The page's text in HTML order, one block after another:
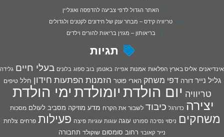
האתר הגדול לדפי צביעה להדפסה ואונליין
טריוויה קידס – מבחר ענק של חידונים לקטנים ולגדולים
בריאותון – מגזין בריאות להורים וילדים
תגיות
אינדיאנים אליס בארץ הפלאות אמנות אפייה באטמן בוב ספוג בלונים בעלי חיים גלידה
גליל נייר דורה דפי משחק הארי פוטר הזמנות הפתעות חידון חלל טיפים
טריוויה יום הולדתיומולדתימי הולדת
יצירה כדורגל כיבוד לשבור את הקרח מדע מוזיקה מסביב לעולם מסכות
משחקים ניסוי נסיכה ספורט עוגה עוגות עוגיות פיצה פעילות פרחים צלחת
נייר קאובוי רחוב סומסום שוקולד תחבורה